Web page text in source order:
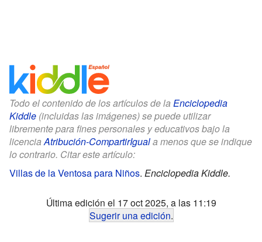
Todo el contenido de los artículos de la Enciclopedia
Kiddle (incluidas las imágenes) se puede utilizar
libremente para fines personales y educativos bajo la
licenciaAtribución-CompartirIguala menos que se indique
lo contrario. Citar este artículo:
Villas de la Ventosa para Niños. Enciclopedia Kiddle.
Última edición el 17 oct 2025, a las 11:19
Sugerir una edición.